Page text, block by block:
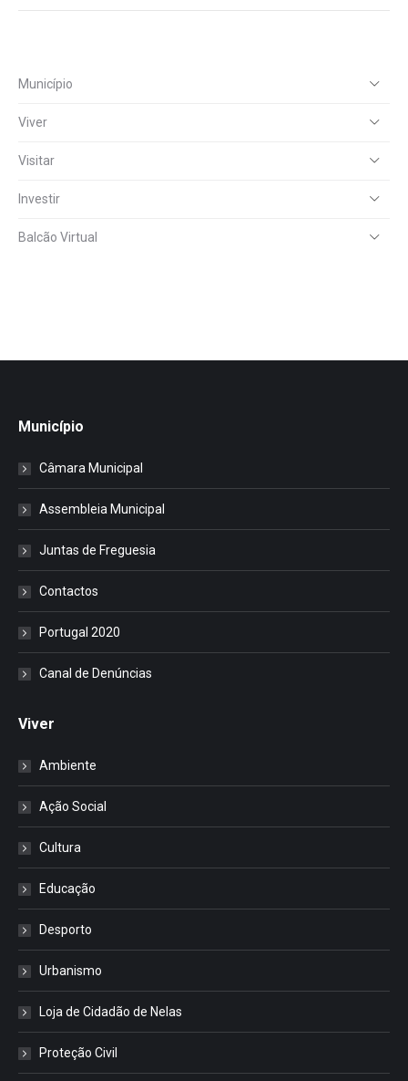
Município
Viver
Visitar
Investir
Balcão Virtual
Município
Câmara Municipal
Assembleia Municipal
Juntas de Freguesia
Contactos
Portugal 2020
Canal de Denúncias
Viver
Ambiente
Ação Social
Cultura
Educação
Desporto
Urbanismo
Loja de Cidadão de Nelas
Proteção Civil